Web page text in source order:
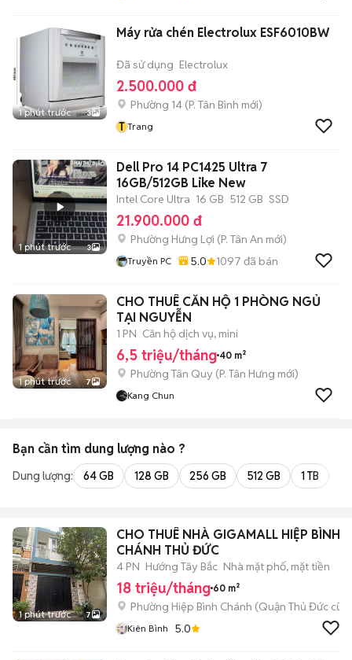
1 phút trước 3
Máy rửa chén Electrolux ESF6010BW
Đã sử dụng Electrolux
2.500.000 đ
Phường 14 (P. Tân Bình mới)
T Trang
1 phút trước 3
Dell Pro 14 PC1425 Ultra 7
16GB/512GB Like New
Intel Core Ultra 16 GB 512 GB SSD
21.900.000 đ
Phường Hưng Lợi (P. Tân An mới)
Truyền PC 5.0 1097 đã bán
1 phút trước 7
CHO THUÊ CĂN HỘ 1 PHÒNG NGỦ
TẠI NGUYỄN
1 PN Căn hộ dịch vụ, mini
6,5 triệu/tháng 40 m²
Phường Tân Quy (P. Tân Hưng mới)
Kang Chun
Bạn cần tìm dung lượng nào ?
Dung lượng: 64 GB 128 GB 256 GB 512 GB 1 TB
1 phút trước 7
CHO THUÊ NHÀ GIGAMALL HIỆP BÌNH
CHÁNH THỦ ĐỨC
4 PN Hướng Tây Bắc Nhà mặt phố, mặt tiền
18 triệu/tháng 60 m²
Phường Hiệp Bình Chánh (Quận Thủ Đức cũ)
Kiên Bình 5.0